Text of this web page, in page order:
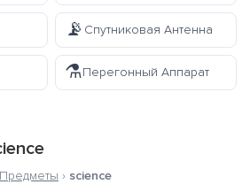
📡 Спутниковая Антенна
⚗️Перегонный Аппарат
Предметы › science